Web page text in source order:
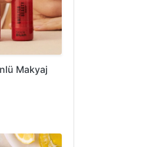
Makyaj